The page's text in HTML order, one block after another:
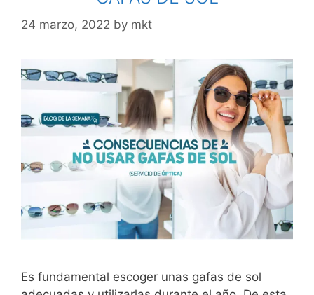
24 marzo, 2022 by mkt
Es fundamental escoger unas gafas de sol